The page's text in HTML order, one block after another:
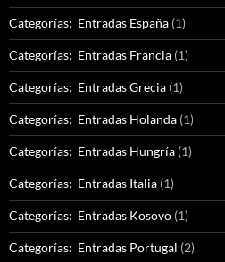
Categorías: Entradas España (1)
Categorías: Entradas Francia (1)
Categorías: Entradas Grecia (1)
Categorías: Entradas Holanda (1)
Categorías: Entradas Hungría (1)
Categorías: Entradas Italia (1)
Categorías: Entradas Kosovo (1)
Categorías: Entradas Portugal (2)